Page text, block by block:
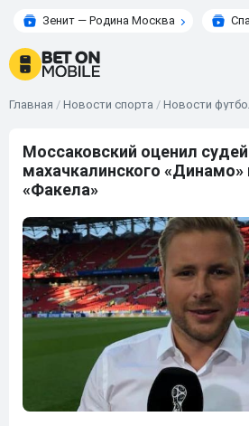
Зенит — Родина Москва
Главная / Новости спорта / Новости
Моссаковский оценил
махачкалинского «Динамо»
«Факела»